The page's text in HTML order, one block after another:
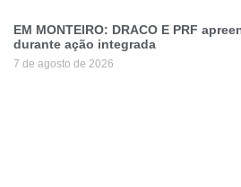
EM MONTEIRO: DRACO E PRF
durante ação integrada
7 de agosto de 2026